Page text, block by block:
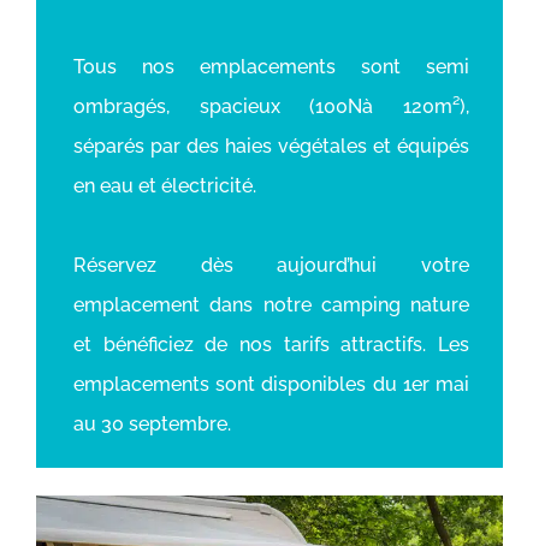
Tous nos emplacements sont semi
ombragés, spacieux (100Nà 120m²),
séparés par des haies végétales et équipés
en eau et électricité.
Réservez dès aujourd’hui votre
emplacement dans notre camping nature
et bénéficiez de nos tarifs attractifs. Les
emplacements sont disponibles du 1er mai
au 30 septembre.